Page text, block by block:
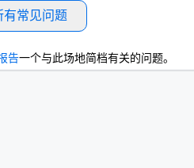
有常见问题
告一个与此场地简档有关的问题。